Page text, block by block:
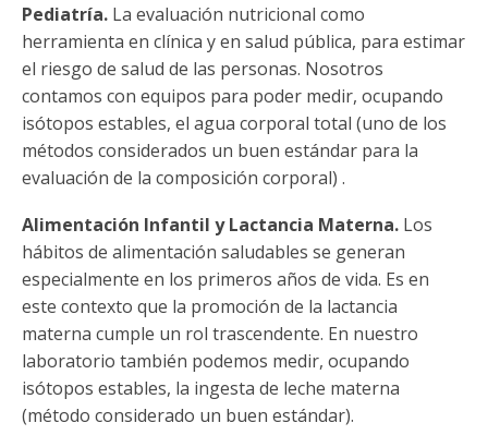
Pediatría. La evaluación nutricional como
herramienta en clínica y en salud pública, para estimar
el riesgo de salud de las personas. Nosotros
contamos con equipos para poder medir, ocupando
isótopos estables, el agua corporal total (uno de los
métodos considerados un buen estándar para la
evaluación de la composición corporal) .
Alimentación Infantil y Lactancia Materna. Los
hábitos de alimentación saludables se generan
especialmente en los primeros años de vida. Es en
este contexto que la promoción de la lactancia
materna cumple un rol trascendente. En nuestro
laboratorio también podemos medir, ocupando
isótopos estables, la ingesta de leche materna
(método considerado un buen estándar).